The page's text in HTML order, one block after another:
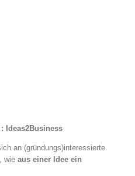
Ideas2Business
an (gründungs)interessierte
wie aus einer Idee ein